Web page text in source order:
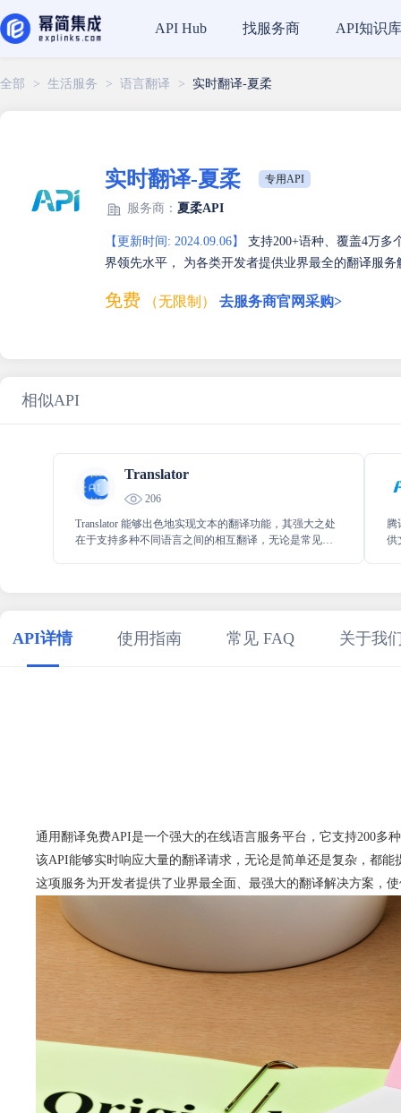
API Hub 找服务商 API知识库
全部 > 生活服务 > 语言翻译 > 实时翻译-夏柔
实时翻译-夏柔 专用API
服务商： 夏柔API
【更新时间: 2024.09.06】
支持200+语种、覆盖4万多
界领先水平， 为各类开发者提供业界最全的翻译服务
免费 （无限制） 去服务商官网采购>
相似API
Translator
206
Translator 能够出色地实现文本的翻译功能，其强大之处
在于支持多种不同语言之间的相互翻译，无论是常见语
腾
供
API详情 使用指南 常见 FAQ 关于我
通用翻译免费API是一个强大的在线语言服务平台，它支持200多
该API能够实时响应大量的翻译请求，无论是简单还是复杂，都
这项服务为开发者提供了业界最全面、最强大的翻译解决方案，